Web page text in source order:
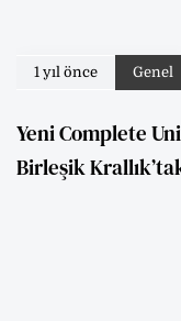
1 yıl önce Genel
Yeni Complete
Birleşik